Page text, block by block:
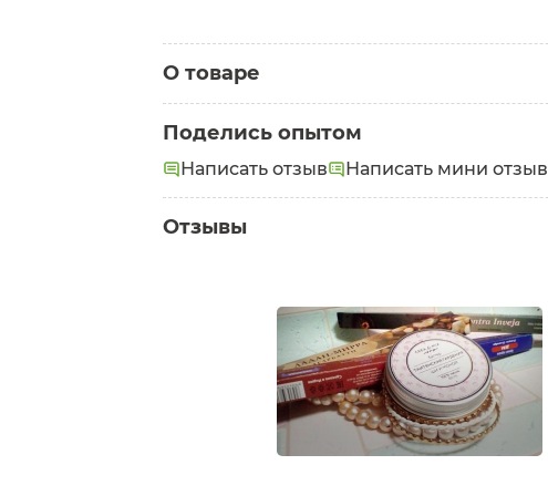
О товаре
Поделись опытом
Написать отзыв Написать мини отзыв
Отзывы